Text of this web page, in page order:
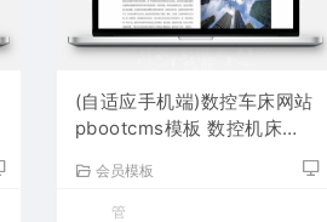
(自适应手机端)数控车床网站
pbootcms模板 数控机床网
会员模板
管